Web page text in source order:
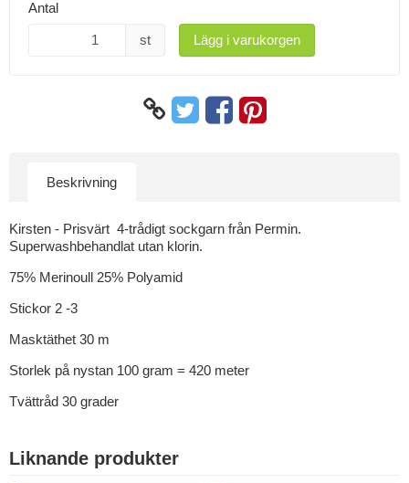
Antal
st Lägg i varukorgen
Beskrivning
Kirsten - Prisvärt 4-trådigt sockgarn från Permin.
Superwashbehandlat utan klorin.
75% Merinoull 25% Polyamid
Stickor 2 -3
Masktäthet 30 m
Storlek på nystan 100 gram = 420 meter
Tvättråd 30 grader
Liknande produkter